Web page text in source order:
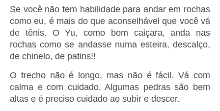
Se você não tem habilidade para andar em rochas
como eu, é mais do que aconselhável que você vá
de tênis. O Yu, como bom caiçara, anda nas
rochas como se andasse numa esteira, descalço,
de chinelo, de patins!!
O trecho não é longo, mas não é fácil. Vá com
calma e com cuidado. Algumas pedras são bem
altas e é preciso cuidado ao subir e descer.